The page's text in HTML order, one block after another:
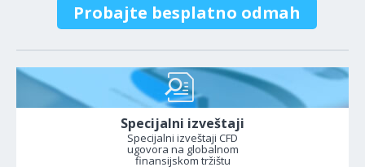
Probajte besplatno odmah
Specijalni izveštaji
Specijalni izveštaji CFD
ugovora na globalnom
finansijskom tržištu